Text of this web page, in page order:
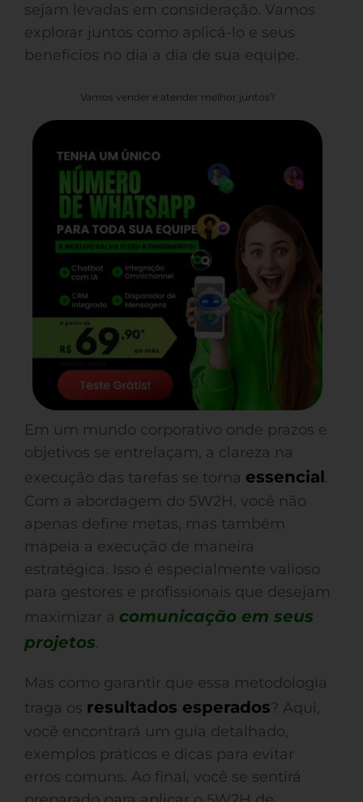
sejam levadas em consideração. Vamos
explorar juntos como aplicá-lo e seus
benefícios no dia a dia de sua equipe.
Vamos vender e atender melhor juntos?
Em um mundo corporativo onde prazos e
objetivos se entrelaçam, a clareza na
execução das tarefas se torna essencial.
Com a abordagem do 5W2H, você não
apenas define metas, mas também
mapeia a execução de maneira
estratégica. Isso é especialmente valioso
para gestores e profissionais que desejam
maximizar a comunicação em seus
projetos.
Mas como garantir que essa metodologia
traga os resultados esperados? Aqui,
você encontrará um guia detalhado,
exemplos práticos e dicas para evitar
erros comuns. Ao final, você se sentirá